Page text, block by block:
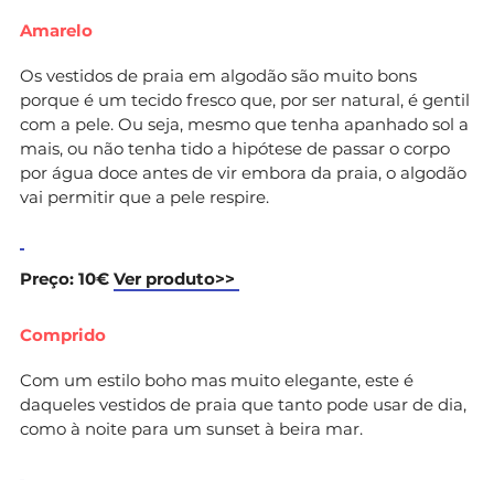
Amarelo
Os vestidos de praia em algodão são muito bons
porque é um tecido fresco que, por ser natural, é gentil
com a pele. Ou seja, mesmo que tenha apanhado sol a
mais, ou não tenha tido a hipótese de passar o corpo
por água doce antes de vir embora da praia, o algodão
vai permitir que a pele respire.
Preço: 10€ Ver produto>>
Comprido
Com um estilo boho mas muito elegante, este é
daqueles vestidos de praia que tanto pode usar de dia,
como à noite para um sunset à beira mar.